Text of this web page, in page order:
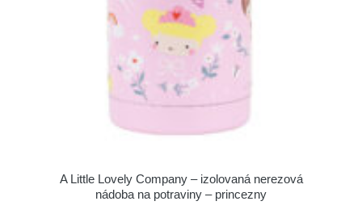
A Little Lovely Company – izolovaná nerezová
nádoba na potraviny – princezny